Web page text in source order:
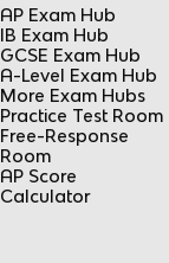
AP Exam Hub
IB Exam Hub
GCSE Exam Hub
A-Level Exam Hub
More Exam Hubs
Practice Test Room
Free-Response
Room
AP Score
Calculator